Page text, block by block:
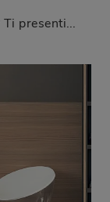
Cerchi un mobile per la televisione? Ti presentiamo il modello Rack Box di Fimar in laccato opaco, perfetto per spazi moderni.